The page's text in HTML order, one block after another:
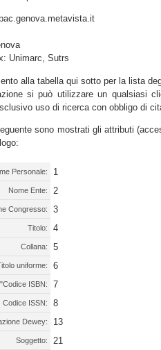
Unimarc, Sutrs
alla tabella qui sotto per la lista
si può utilizzare un qualsiasi
uso di ricerca con obbligo di
sono mostrati gli attributi
Personale: 1
Nome Ente: 2
Congresso: 3
Titolo: 4
Collana: 5
uniforme: 6
"Codice ISBN: 7
Codice ISSN: 8
Dewey: 13
Soggetto: 21